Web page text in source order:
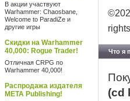
В акции участвуют
Warhammer: Chaosbane,
Welcome to ParadiZe и
другие игры
Скидки на Warhammer
40,000: Rogue Trader!
Отличная CRPG по
Warhammer 40,000!
Распродажа издателя
META Publishing!
Что я
(cd